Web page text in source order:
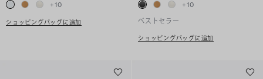
+10
ショッピングバッグに追加
+10
ベストセラー
ショッピングバッグに追加